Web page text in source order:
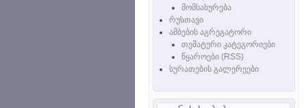
მომსახურება
რუსთავი
ამბების აგრეგატორი
თემატური კატეგორიები
წყაროები (RSS)
სურათების გალერეები